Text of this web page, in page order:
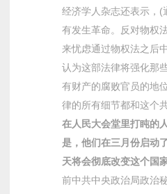
经济学人杂志还表示，(
有发生革命。反对物权
来忧虑通过物权法之后
认为这部法律将强化那
有财产的腐败官员的地
律的所有细节都和这个
在人民大会堂里打盹的
是，他们在三月份启动
天将会彻底改变这个国家
前中共中央政治局政治